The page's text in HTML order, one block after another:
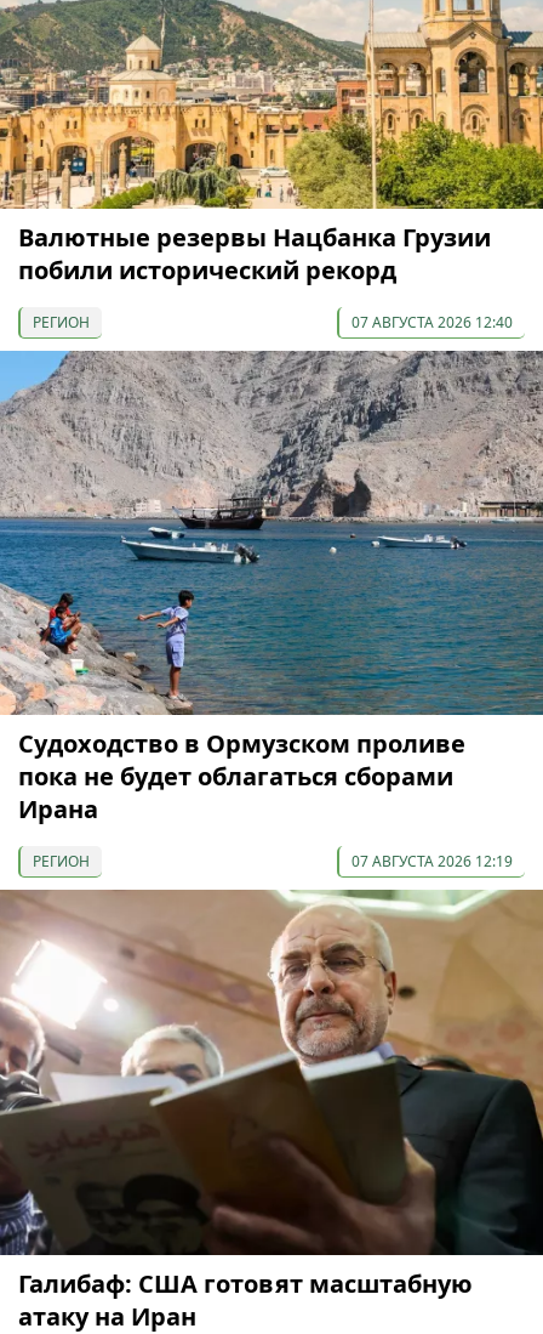
Валютные резервы Нацбанка Грузии
побили исторический рекорд
РЕГИОН 07 АВГУСТА 2026 12:40
Судоходство в Ормузском проливе
пока не будет облагаться сборами
Ирана
РЕГИОН 07 АВГУСТА 2026 12:19
Галибаф: США готовят масштабную
атаку на Иран